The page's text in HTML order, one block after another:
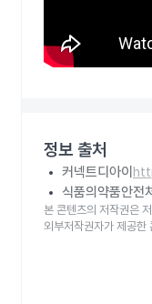
정보 출처
커넥트디아이
식품의약품안전
본 콘텐츠의 저작권은
외부저작권자가 제공한